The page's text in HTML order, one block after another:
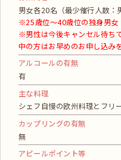
男女各20名（最少催行人数：
※25歳位〜40歳位の独身男女
※男性は今後キャンセル待ち
中の方はお早めのお申し込み
アルコールの有無
有
主な料理
シェフ自慢の欧州料理とフリ
カップリングの有無
無
アピールポイント等